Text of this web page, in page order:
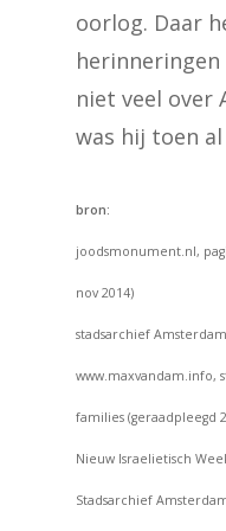
oorlog. Daar
herinneringen
niet veel over
was hij toen
bron:
joodsmonument.nl,
nov 2014)
stadsarchief
www.maxvandam.info,
families (geraadpleegd
Nieuw Israelietisch
Stadsarchief